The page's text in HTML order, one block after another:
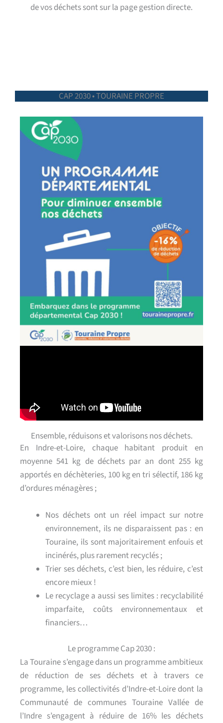
de vos déchets sont sur la page gestion directe.
CAP 2030 • TOURAINE PROPRE
Ensemble, réduisons et valorisons nos déchets.
En Indre-et-Loire, chaque habitant produit en
moyenne 541 kg de déchets par an dont 255 kg
apportés en déchèteries, 100 kg en tri sélectif, 186 kg
d’ordures ménagères ;
Nos déchets ont un réel impact sur notre
environnement, ils ne disparaissent pas : en
Touraine, ils sont majoritairement enfouis et
incinérés, plus rarement recyclés ;
Trier ses déchets, c’est bien, les réduire, c’est
encore mieux !
Le recyclage a aussi ses limites : recyclabilité
imparfaite, coûts environnementaux et
financiers…
Le programme Cap 2030 :
La Touraine s’engage dans un programme ambitieux
de réduction de ses déchets et à travers ce
programme, les collectivités d’Indre-et-Loire dont la
Communauté de communes Touraine Vallée de
l’Indre s’engagent à réduire de 16% les déchets